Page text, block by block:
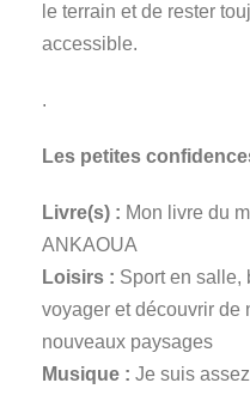
le terrain et de rester
accessible.
.
Les petites
Livre(s) : Mon livre du
ANKAOUA
Loisirs : Sport en salle,
voyager et découvrir de
nouveaux paysages
Musique : Je suis